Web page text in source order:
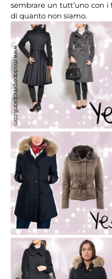
sembrare un tutt’uno con
di quanto non siamo.